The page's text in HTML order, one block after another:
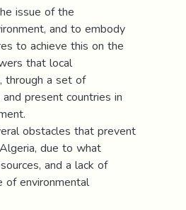
issue of the
and to embody
to achieve this on the
that local
through a set of
present countries in
obstacles that prevent
due to what
and a lack of
of environmental